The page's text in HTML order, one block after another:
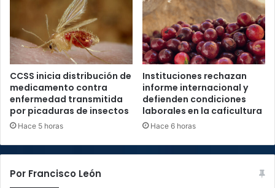
CCSS inicia distribución de
medicamento contra
enfermedad transmitida
por picaduras de insectos
Hace 5 horas
Instituciones rechazan
informe internacional y
defienden condiciones
laborales en la caficultura
Hace 6 horas
Por Francisco León